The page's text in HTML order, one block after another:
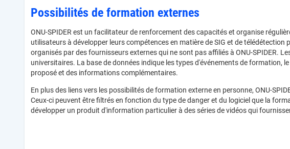
Possibilités de formation externes
ONU-SPIDER est un facilitateur de renforcement des capacités et organise
utilisateurs à développer leurs compétences en matière de SIG et de
organisés par des fournisseurs externes qui ne sont pas affiliés à ONU-SPIDER.
universitaires. La base de données indique les types d'événements de formation,
proposé et des informations complémentaires.
En plus des liens vers les possibilités de formation externe en personne, ONU-
Ceux-ci peuvent être filtrés en fonction du type de danger et du logiciel que la
développer un produit d'information particulier à des séries de vidéos qui